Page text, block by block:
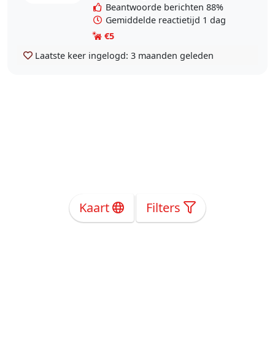
heb zelf drie honden..
Beantwoorde berichten 88%
Gemiddelde reactietijd 1 dag
€5
Laatste keer ingelogd: 3 maanden geleden
Kaart Filters